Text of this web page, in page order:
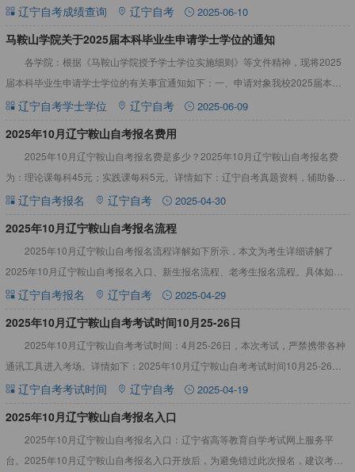
2025年10月辽宁鞍山自考成绩查询时间2025年1
辽宁自考成绩查询 辽宁自考 2025-06-10
马鞍山学院关于2025届本科毕业生申请学士学位的通知
各学院：根据《马鞍山学院授予学士学位实施细则》等文件精神，现将2025
届本科毕业生申请学士学位的有关事宜通知如下：一、申请对象我校2025届本科
毕业生（含本科、专升本）。二、申请条件申请者必须符合以下
辽宁自考学士学位 辽宁自考 2025-06-09
2025年10月辽宁鞍山自考报名费用
2025年10月辽宁鞍山自考报名费是多少？2025年10月辽宁鞍山自考报名费
为：理论课每科45元；实践课每科5元。详情如下：辽宁自考真题资料，辅助备
考！2025年10月辽宁鞍山自考报名费用理论课每科4
辽宁自考报名 辽宁自考 2025-04-30
2025年10月辽宁鞍山自考报名流程
2025年10月辽宁鞍山自考报名流程详解如下所示，本文为考生详细讲解了
2025年10月辽宁鞍山自考报名入口、新生报名流程、老考生报名流程。具体如
下：辽宁自考资料大全，辅助自考备考2025年10月辽宁鞍
辽宁自考报名 辽宁自考 2025-04-29
​2025年10月辽宁鞍山自考考试时间10月25-26日
2025年10月辽宁鞍山自考考试时间：4月25-26日，本次考试，严禁携带各种
通讯工具进入考场。详情如下：2025年10月辽宁鞍山自考考试时间10月25-26日
2025年10月辽宁鞍山自考考试时间：1
辽宁自考考试时间 辽宁自考 2025-04-19
2025年10月辽宁鞍山自考报名入口
2025年10月辽宁鞍山自考报名入口：辽宁省高等教育自学考试网上服务平
台。2025年10月辽宁鞍山自考报名入口开放后，为避免错过此次报名，建议考生